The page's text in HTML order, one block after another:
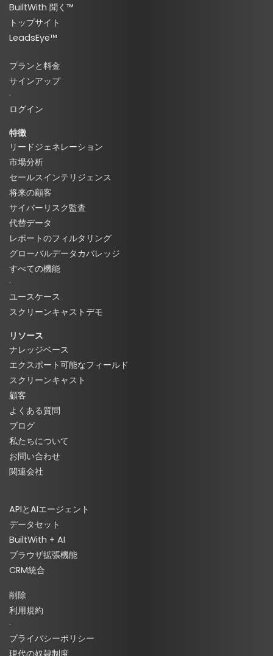
BuiltWith 聞く™
トップサイト
LeadsEye™
プランと料金
サインアップ
·
ログイン
特徴
リードジェネレーション
市場分析
セールスインテリジェンス
将来の顧客
サイバーリスク監査
代替データ
レポートのフィルタリング
グローバルデータカバレッジ
すべての機能
·
ユースケース
スクリーンキャストデモ
リソース
ナレッジベース
エクスポート可能なフィールド
スクリーンキャスト
顧客
よくある質問
ブログ
私たちについて
お問い合わせ
関連会社
APIとAIエージェント
データセット
BuiltWith + AI
ブラウザ拡張機能
CRM統合
削除
利用規約
·
プライバシーポリシー
現代の奴隷制度